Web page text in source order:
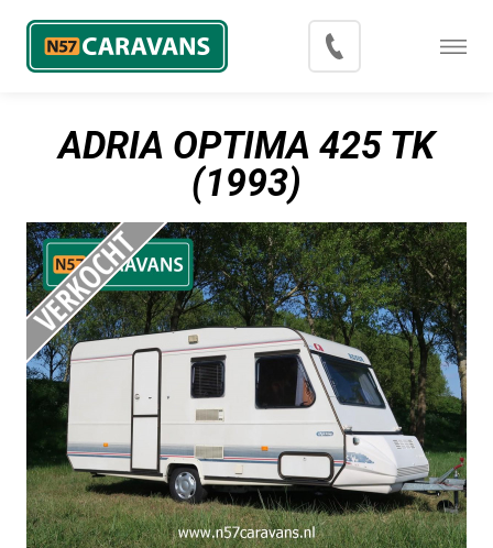
ADRIA OPTIMA 425 TK
(1993)
Menu
Inkoop
Export
Contact
Over N57 Caravans